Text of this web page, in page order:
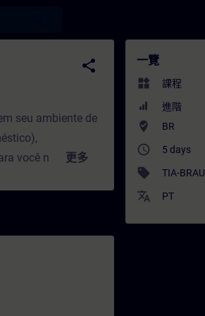
- 專業發展 | SITRAIN
share
seu ambiente de
você na forma
tem a tarefa de
com a produção
更多
一覽
widgets 課程
進階
where_to_vote BR
access_time 5 days
sell TIA-BRAU
translate PT